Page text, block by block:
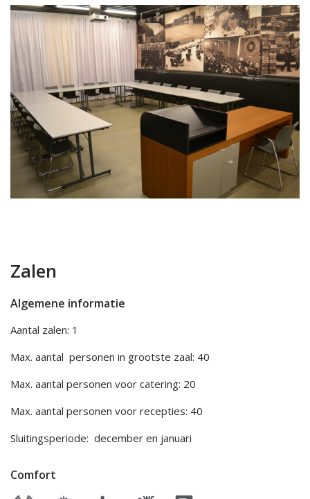
Zalen
Algemene informatie
Aantal zalen: 1
Max. aantal personen in grootste zaal: 40
Max. aantal personen voor catering: 20
Max. aantal personen voor recepties: 40
Sluitingsperiode: december en januari
Comfort